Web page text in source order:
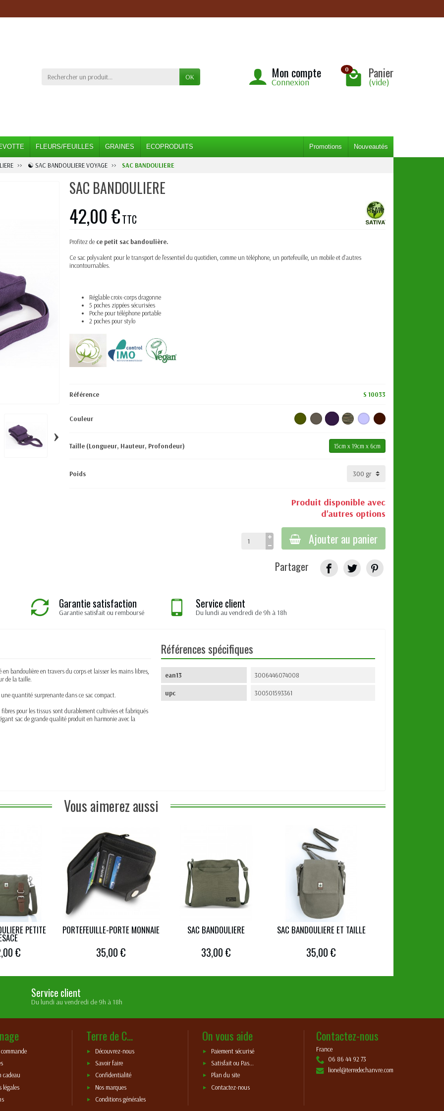
OK Mon compte
Connexion
0 Panier
(vide)
FLEURS/FEUILLES GRAINES ECOPRODUITS Promotions Nouveautés
☯ SAC BANDOULIERE VOYAGE SAC BANDOULIERE
›
SAC BANDOULIERE
42,00 €TTC
Profitez de ce petit sac bandoulière.
Ce sac polyvalent pour le transport de l'essentiel du quotidien, comme un téléphone, un portefeuille, un mobile et d'autres
incontournables.
Réglable croix-corps dragonne
5 poches zippées sécurisées
Poche pour téléphone portable
2 poches pour stylo
Référence S 10033
Couleur
Taille (Longueur, Hauteur, Profondeur) 15cm x 19cm x 6cm
Poids
Produit disponible avec
d'autres options
Ajouter au panier
Partager
Garantie satisfaction
Garantie satisfait ou remboursé
Service client
Du lundi au vendredi de 9h à 18h
bandoulière en travers du corps et laisser les mains libres,
de la taille.
quantité surprenante dans ce sac compact.
pour les tissus sont durablement cultivées et fabriqués
sac de grande qualité produit en harmonie avec la
Références spécifiques
ean13 3006446074008
upc 300501593361
Vous aimerez aussi
PETITE
€
PORTEFEUILLE-PORTE MONNAIE
35,00 €
SAC BANDOULIERE
33,00 €
SAC BANDOULIERE ET TAILLE
35,00 €
Service client
Du lundi au vendredi de 9h à 18h
légales
Terre de C...
Découvrez-nous
Savoir faire
Confidentialité
Nos marques
Conditions générales
On vous aide
Paiement sécurisé
Satisfait ou Pas...
Plan du site
Contactez-nous
Contactez-nous
France
06 86 44 92 73
lionel@terredechanvre.com